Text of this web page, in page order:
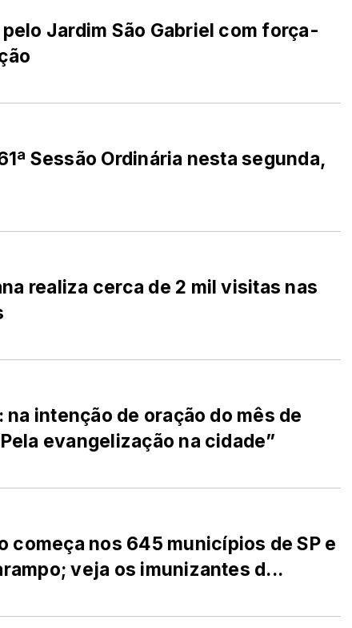
Jardim São Gabriel com força-
Sessão Ordinária nesta segunda,
realiza cerca de 2 mil visitas nas
intenção de oração do mês de
evangelização na cidade”
começa nos 645 municípios de SP e
veja os imunizantes d...